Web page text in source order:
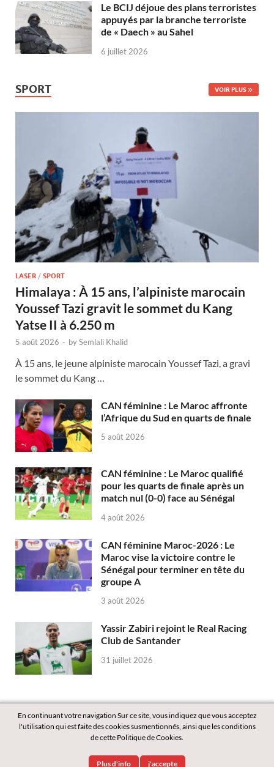
Le BCIJ déjoue des plans terroristes
appuyés par la branche terroriste
de « Daech » au Sahel
6 juillet 2026
SPORT VOIR PLUS
LASER / SPORT
Himalaya : À 15 ans, l’alpiniste marocain
Youssef Tazi gravit le sommet du Kang
Yatse II à 6.250 m
5 août 2026 - bySemlali Khalid
À 15 ans, le jeune alpiniste marocain Youssef Tazi, a gravi
le sommet du Kang …
CAN féminine : Le Maroc affronte
l’Afrique du Sud en quarts de finale
5 août 2026
CAN féminine : Le Maroc qualifié
pour les quarts de finale après un
match nul (0-0) face au Sénégal
4 août 2026
CAN féminine Maroc-2026 : Le
Maroc vise la victoire contre le
Sénégal pour terminer en tête du
groupe A
3 août 2026
Yassir Zabiri rejoint le Real Racing
Club de Santander
31 juillet 2026
En continuant votre navigation Sur ce site, vous indiquez que vous acceptez
l'utilisation qui est faite des cookies susmentionnés, ainsi que les conditions
de cette Politique de Cookies.
Plus d'info j'accepte